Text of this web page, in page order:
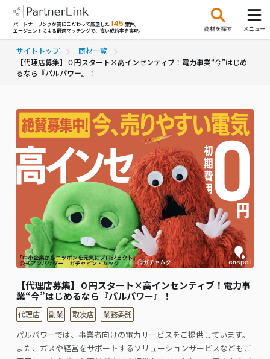
パートナーリンクが質にこだわって厳選した 145 案件。
エージェントによる最適マッチングで、高い成約率を実現。
サイトトップ
商材一覧
【代理店募集】０円スタート×高インセンティブ！電力事業“今”はじめ
るなら『パルパワー』！
【代理店募集】０円スタート×高インセンティブ！電力事
業“今”はじめるなら『パルパワー』！
代理店 副業 取次店 業務委託
パルパワーでは、事業者向けの電力サービスをご提供しています。
また、ガスや経営をサポートするソリューションサービスなどもご